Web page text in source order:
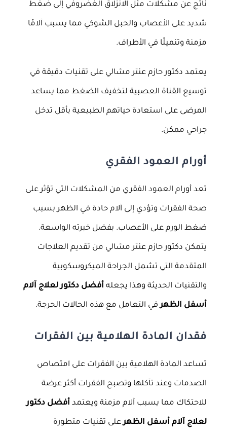
ناتج عن مشكلات مثل الانزلاق الغضروفي إلى ضغط
شديد على الأعصاب والحبل الشوكي مما يسبب آلامًا
مزمنة وتنميلًا في الأطراف.
يعتمد دكتور حازم عنتر مشالي على تقنيات دقيقة في
توسيع القناة العصبية لتخفيف الضغط مما يساعد
المرضى على استعادة حياتهم الطبيعية بأقل تدخل
جراحي ممكن.
أورام العمود الفقري
تعد أورام العمود الفقري من المشكلات التي تؤثر على
صحة الفقرات وتؤدي إلى آلام حادة في الظهر بسبب
ضغط الورم على الأعصاب. بفضل خبرته الواسعة.
يتمكن دكتور حازم عنتر مشالي من تقديم العلاجات
المتقدمة التي تشمل الجراحة الميكروسكوبية
والتقنيات الحديثة وهذا يجعله أفضل دكتور لعلاج آلام
أسفل الظهرفي التعامل مع هذه الحالات الحرجة.
فقدان المادة الهلامية بين الفقرات
تساعد المادة الهلامية بين الفقرات على امتصاص
الصدمات وعند تآكلها وتصبح الفقرات أكثر عرضة
للاحتكاك مما يسبب آلام مزمنة ويعتمد أفضل دكتور
لعلاج آلام أسفل الظهرعلى تقنيات متطورة